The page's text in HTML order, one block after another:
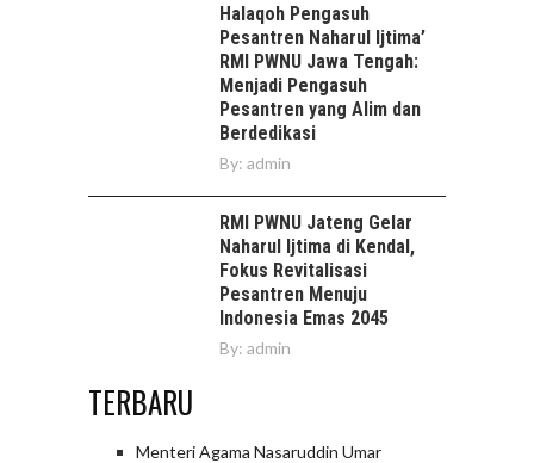
Halaqoh Pengasuh
Pesantren Naharul Ijtima’
RMI PWNU Jawa Tengah:
Menjadi Pengasuh
Pesantren yang Alim dan
Berdedikasi
By: admin
RMI PWNU Jateng Gelar
Naharul Ijtima di Kendal,
Fokus Revitalisasi
Pesantren Menuju
Indonesia Emas 2045
By: admin
TERBARU
Menteri Agama Nasaruddin Umar